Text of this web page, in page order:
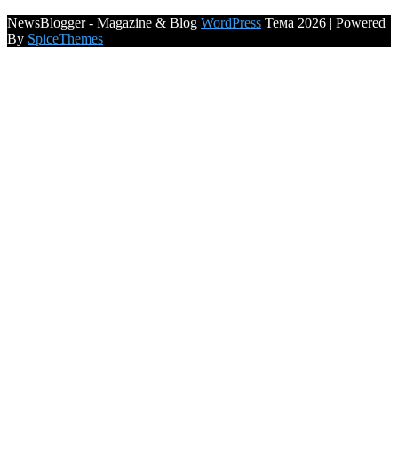
NewsBlogger - Magazine & Blog WordPress Тема 2026 | Powered
By SpiceThemes